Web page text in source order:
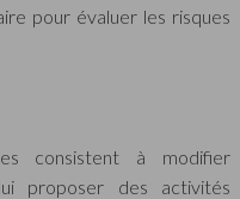
pour évaluer les risques
consistent à modifier
proposer des activités